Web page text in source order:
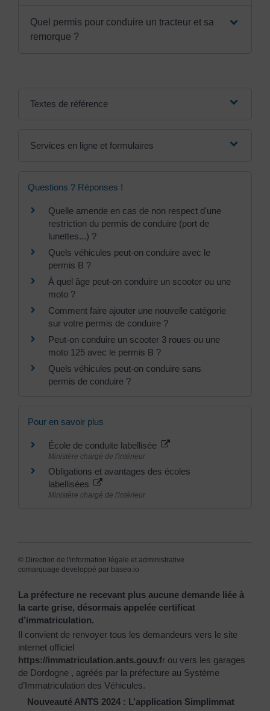
Quel permis pour conduire un tracteur et sa
remorque ?
Textes de référence
Services en ligne et formulaires
Questions ? Réponses !
Quelle amende en cas de non respect d'une
restriction du permis de conduire (port de
lunettes...) ?
Quels véhicules peut-on conduire avec le
permis B ?
À quel âge peut-on conduire un scooter ou une
moto ?
Comment faire ajouter une nouvelle catégorie
sur votre permis de conduire ?
Peut-on conduire un scooter 3 roues ou une
moto 125 avec le permis B ?
Quels véhicules peut-on conduire sans
permis de conduire ?
Pour en savoir plus
École de conduite labellisée
Ministère chargé de l'intérieur
Obligations et avantages des écoles
labellisées
Ministère chargé de l'intérieur
© Direction de l'information légale et administrative
comarquage developpé par baseo.io
La préfecture ne recevant plus aucune demande liée à
la carte grise, désormais appelée certificat
d’immatriculation.
Il convient de renvoyer tous les demandeurs vers le site
internet officiel
https://immatriculation.ants.gouv.fr ou vers les garages
de Dordogne , agréés par la préfecture au Système
d’Immatriculation des Véhicules.
Nouveauté ANTS 2024 : L’application Simplimmat